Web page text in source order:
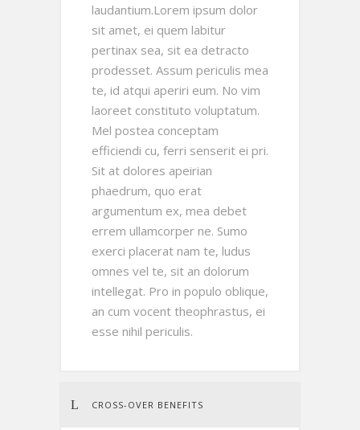
laudantium.Lorem ipsum dolor
sit amet, ei quem labitur
pertinax sea, sit ea detracto
prodesset. Assum periculis mea
te, id atqui aperiri eum. No vim
laoreet constituto voluptatum.
Mel postea conceptam
efficiendi cu, ferri senserit ei pri.
Sit at dolores apeirian
phaedrum, quo erat
argumentum ex, mea debet
errem ullamcorper ne. Sumo
exerci placerat nam te, ludus
omnes vel te, sit an dolorum
intellegat. Pro in populo oblique,
an cum vocent theophrastus, ei
esse nihil periculis.
CROSS-OVER BENEFITS